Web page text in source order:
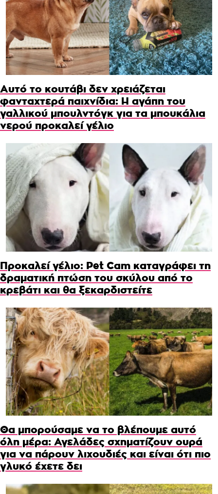
Αυτό το κουτάβι δεν χρειάζεται
φανταχτερά παιχνίδια: Η αγάπη του
γαλλικού μπουλντόγκ για τα μπουκάλια
νερού προκαλεί γέλιο
Προκαλεί γέλιο: Pet Cam καταγράφει τη
δραματική πτώση του σκύλου από το
κρεβάτι και θα ξεκαρδιστείτε
Θα μπορούσαμε να το βλέπουμε αυτό
όλη μέρα: Αγελάδες σχηματίζουν ουρά
για να πάρουν λιχουδιές και είναι ότι πιο
γλυκό έχετε δει